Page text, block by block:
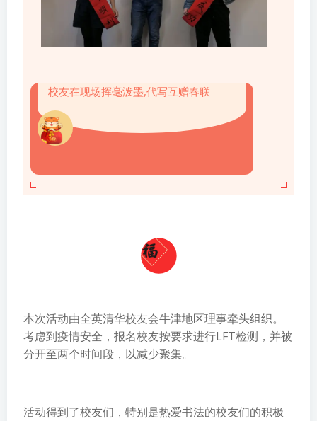
校友在现场挥毫泼墨,代写互赠春联
本次活动由全英清华校友会牛津地区理事牵头组织。
考虑到疫情安全，报名校友按要求进行LFT检测，并被
分开至两个时间段，以减少聚集。
活动得到了校友们，特别是热爱书法的校友们的积极